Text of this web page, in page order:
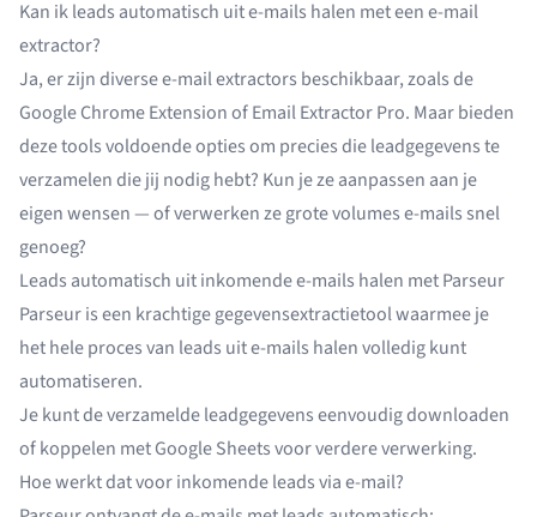
Kan ik leads automatisch uit e-mails halen met een e-mail
extractor?
Ja, er zijn diverse e-mail extractors beschikbaar, zoals de
Google Chrome Extensionof Email Extractor Pro. Maar bieden
deze tools voldoende opties om precies die leadgegevens te
verzamelen die jij nodig hebt? Kun je ze aanpassen aan je
eigen wensen — of verwerken ze grote volumes e-mails snel
genoeg?
Leads automatisch uit inkomende e-mails halen met Parseur
Parseuris een krachtige gegevensextractietoolwaarmee je
het hele proces van leads uit e-mails halen volledig kunt
automatiseren.
Je kunt de verzamelde leadgegevens eenvoudig downloaden
of koppelen metGoogle Sheetsvoor verdere verwerking.
Hoe werkt dat voor inkomende leads via e-mail?